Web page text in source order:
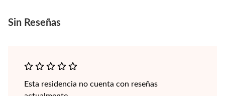
Sin Reseñas
Esta residencia no cuenta con reseñas